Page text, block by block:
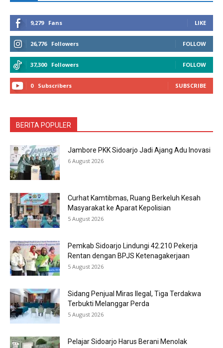
9,279 Fans LIKE
26,776 Followers FOLLOW
37,300 Followers FOLLOW
0 Subscribers SUBSCRIBE
BERITA POPULER
Jambore PKK Sidoarjo Jadi Ajang Adu Inovasi
6 August 2026
Curhat Kamtibmas, Ruang Berkeluh Kesah
Masyarakat ke Aparat Kepolisian
5 August 2026
Pemkab Sidoarjo Lindungi 42.210 Pekerja
Rentan dengan BPJS Ketenagakerjaan
5 August 2026
Sidang Penjual Miras Ilegal, Tiga Terdakwa
Terbukti Melanggar Perda
5 August 2026
Pelajar Sidoarjo Harus Berani Menolak